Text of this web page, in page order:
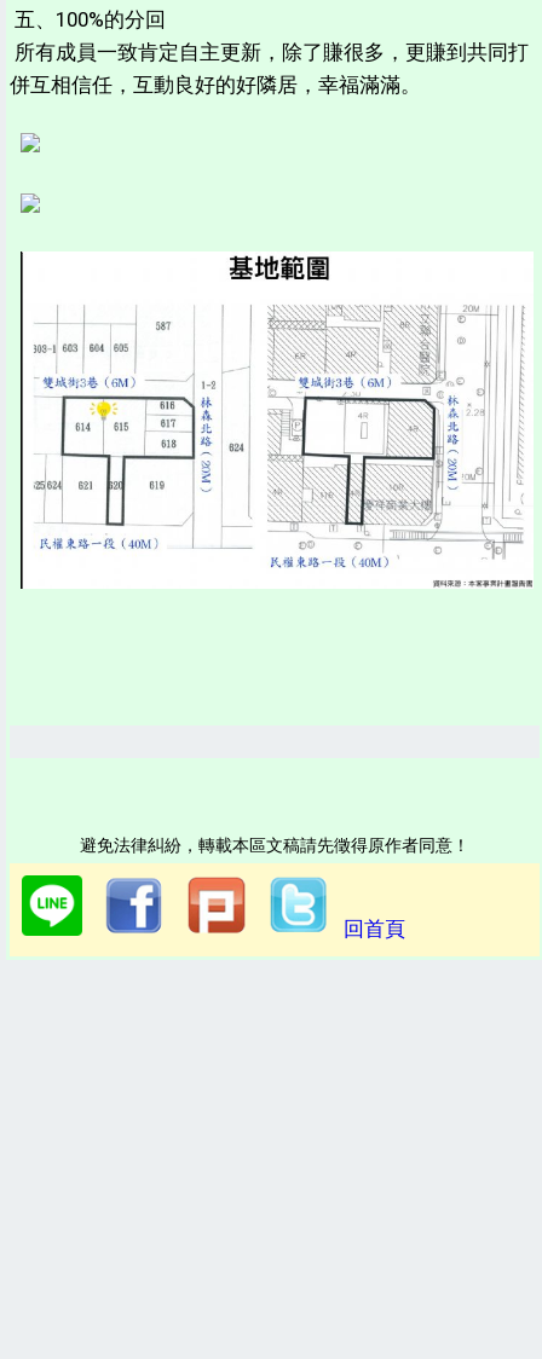
五、100%的分回
所有成員一致肯定自主更新，除了賺很多，更賺到共同打
併互相信任，互動良好的好隣居，幸福滿滿。
避免法律糾紛，轉載本區文稿請先徵得原作者同意！
回首頁